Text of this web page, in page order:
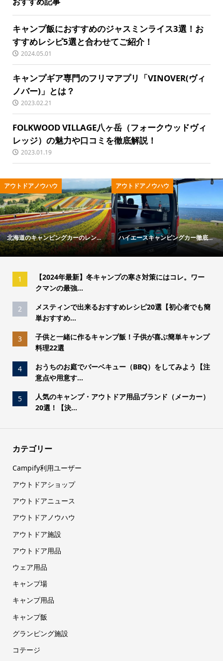
キャンプ飯におすすめのジャスミンライス3選！お
すすめレシピ5選と合わせてご紹介！
2024.05.01
キャンプギア専門のフリマアプリ「VINOVER(ヴィ
ノバー)」とは？
2023.02.21
FOLKWOOD VILLAGE八ヶ岳（フォークウッドヴィ
レッジ）の魅力や口コミを徹底解説！
2023.01.19
アウトドアノウハウ
北海道のキャンピングカーのレン...
アウトドアノウハウ
ハイエースキャンピングカー徹底...
1
【2024年最新】冬キャンプの寒さ対策にはコレ。ワー
クマンの最強...
2
メスティンで出来るおすすめレシピ20選【初心者でも簡
単おすすめ...
3
子供と一緒に作るキャンプ飯！子供が喜ぶ簡単キャンプ
料理22選
4
おうちのお庭でバーベキュー（BBQ）をしてみよう【注
意点や用意す...
5
人気のキャンプ・アウトドア用品ブランド（メーカー）
20選！【決...
カテゴリー
Campify利用ユーザー
アウトドアショップ
アウトドアニュース
アウトドアノウハウ
アウトドア施設
アウトドア用品
ウェア用品
キャンプ場
キャンプ用品
キャンプ飯
グランピング施設
コテージ